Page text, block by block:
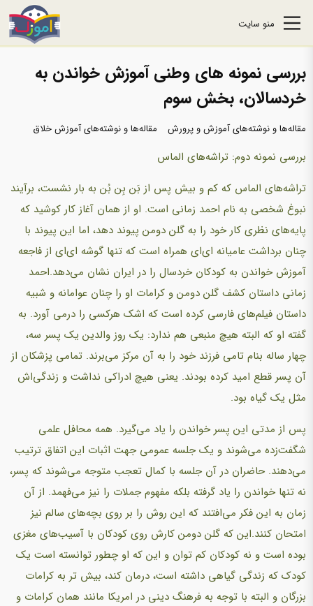
منو سایت
بررسی نمونه های وطنی آموزش خواندن به
خردسالان، بخش سوم
مقاله‌ها و نوشته‌های آموزش و پرورش مقاله‌ها و نوشته‌های آموزش خلاق
بررسی نمونه دوم: تراشه‌های الماس
تراشه‌های الماس که کم و بیش پس از بَن بِن بُن به بار نشست، برآیند
نبوغ شخصی به نام احمد زمانی است. او از همان آغاز کار کوشید که
پایه‌های نظری کار خود را به گلن دومن پیوند دهد، اما این پیوند با
چنان برداشت عامیانه ای‌ای همراه است که تنها گوشه ای‌ای از فاجعه
آموزش خواندن به کودکان خردسال را در ایران نشان می‌دهد.احمد
زمانی داستان کشف گلن دومن و کرامات او را چنان عوامانه و شبیه
داستان فیلم‌های فارسی کرده است که اشک هرکسی را درمی آورد. به
گفته او که البته هیچ منبعی هم ندارد: یک روز والدین یک پسر سه،
چهار ساله بنام تامی فرزند خود را به آن مرکز می‌برند. تمامی پزشکان از
آن پسر قطع امید کرده بودند. یعنی هیچ ادراکی نداشت و زندگی‌اش
مثل یک گیاه بود.
پس از مدتی این پسر خواندن را یاد می‌گیرد. همه محافل علمی
شگفت‌زده می‌شوند و یک جلسه عمومی جهت اثبات این اتفاق ترتیب
می‌دهند. حاضران در آن جلسه با کمال تعجب متوجه می‌شوند که پسر،
نه تنها خواندن را یاد گرفته بلکه مفهوم جملات را نیز می‌فهمد. از آن
زمان به این فکر می‌افتند که این روش را بر روی بچه‌های سالم نیز
امتحان کنند.این که گلن دومن کارش روی کودکان با آسیب‌های مغزی
بوده است و نه کودکان کم توان و این که او چطور توانسته است یک
کودک که زندگی گیاهی داشته است، درمان کند، بیش تر به کرامات
بزرگان و البته با توجه به فرهنگ دینی در امریکا مانند همان کرامات و